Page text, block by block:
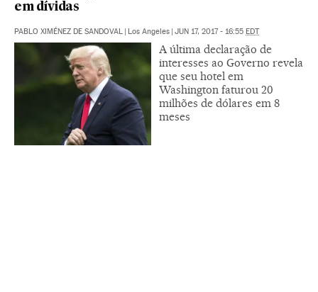
em dívidas
PABLO XIMÉNEZ DE SANDOVAL | Los Angeles | JUN 17, 2017 - 16:55 EDT
A última declaração de
interesses ao Governo revela
que seu hotel em
Washington faturou 20
milhões de dólares em 8
meses